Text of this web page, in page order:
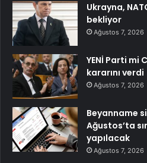
Ukrayna,
bekliyor
Ağustos 7, 2026
YENİ Parti mi
kararını verdi
Ağustos 7, 2026
Beyanname
Ağustos’ta
yapılacak
Ağustos 7, 2026